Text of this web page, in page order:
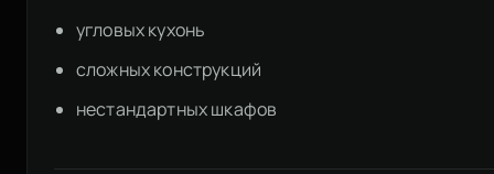
угловых кухонь
сложных конструкций
нестандартных шкафов